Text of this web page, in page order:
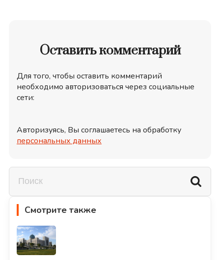
Оставить комментарий
Для того, чтобы оставить комментарий
необходимо авторизоваться через социальные
сети:
Авторизуясь, Вы соглашаетесь на обработку
персональных данных
Смотрите также